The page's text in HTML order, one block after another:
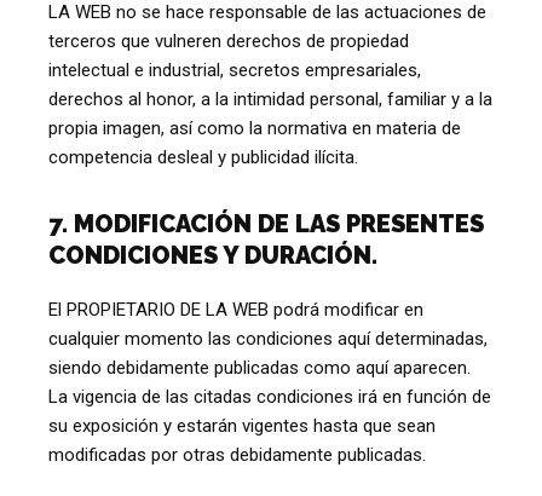
LA WEB no se hace responsable de las actuaciones de
terceros que vulneren derechos de propiedad
intelectual e industrial, secretos empresariales,
derechos al honor, a la intimidad personal, familiar y a la
propia imagen, así como la normativa en materia de
competencia desleal y publicidad ilícita.
7. MODIFICACIÓN DE LAS PRESENTES
CONDICIONES Y DURACIÓN.
El PROPIETARIO DE LA WEB podrá modificar en
cualquier momento las condiciones aquí determinadas,
siendo debidamente publicadas como aquí aparecen.
La vigencia de las citadas condiciones irá en función de
su exposición y estarán vigentes hasta que sean
modificadas por otras debidamente publicadas.